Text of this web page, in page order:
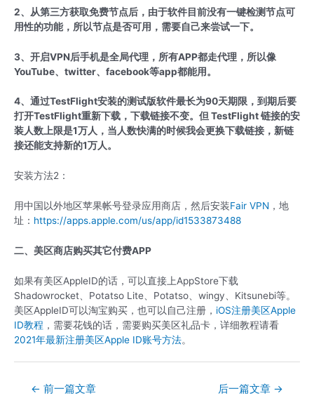
2、从第三方获取免费节点后，由于软件目前没有一键检测节点可
用性的功能，所以节点是否可用，需要自己来尝试一下。
3、开启VPN后手机是全局代理，所有APP都走代理，所以像
YouTube、twitter、facebook等app都能用。
4、通过TestFlight安装的测试版软件最长为90天期限，到期后要
打开TestFlight重新下载，下载链接不变。但 TestFlight 链接的安
装人数上限是1万人，当人数快满的时候我会更换下载链接，新链
接还能支持新的1万人。
安装方法2：
用中国以外地区苹果帐号登录应用商店，然后安装Fair VPN ，地
址： https://apps.apple.com/us/app/id1533873488
二、美区商店购买其它付费APP
如果有美区AppleID的话，可以直接上AppStore下载
Shadowrocket、Potatso Lite、Potatso、wingy、Kitsunebi等。
美区AppleID可以淘宝购买，也可以自己注册， iOS注册美区Apple
ID教程 ，需要花钱的话，需要购买美区礼品卡，详细教程请看
2021年最新注册美区Apple ID账号方法。
← 前一篇文章 后一篇文章 →